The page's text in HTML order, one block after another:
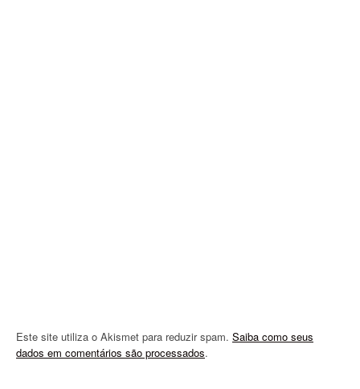
Este site utiliza o Akismet para reduzir spam. Saiba como seus
dados em comentários são processados.